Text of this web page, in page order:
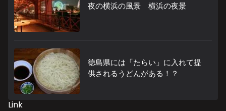
夜の横浜の風景 横浜の夜景
徳島県には「たらい」に入れて提
供されるうどんがある！？
Link